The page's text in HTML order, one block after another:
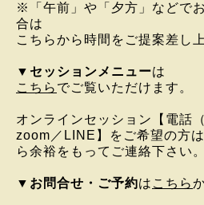
※「午前」や「夕方」などで
合は
こちらから時間をご提案差し
▼ セッションメニューは
こちら でご覧いただけます。
オンラインセッション
【電話
zoom／LINE】を ご希望の方は
ら余裕をもってご連絡下さい。
▼ お問合せ・ご予約は こちら